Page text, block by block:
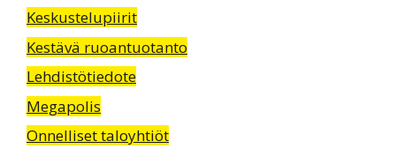
Keskustelupiirit
Kestävä ruoantuotanto
Lehdistötiedote
Megapolis
Onnelliset taloyhtiöt